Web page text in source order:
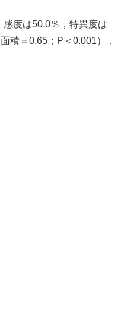
度は50.0％，特異度は
積＝0.65；P＜0.001）．